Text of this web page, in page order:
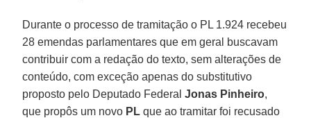
Durante o processo de tramitação o PL 1.924 recebeu
28 emendas parlamentares que em geral buscavam
contribuir com a redação do texto, sem alterações de
conteúdo, com exceção apenas do substitutivo
proposto pelo Deputado FederalJonas Pinheiro,
que propôs um novo PL que ao tramitar foi recusado